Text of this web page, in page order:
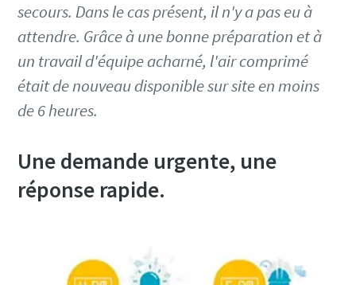
secours. Dans le cas présent, il n'y a pas eu à
attendre. Grâce à une bonne préparation et à
un travail d'équipe acharné, l'air comprimé
était de nouveau disponible sur site en moins
de 6 heures.
Une demande urgente, une
réponse rapide.